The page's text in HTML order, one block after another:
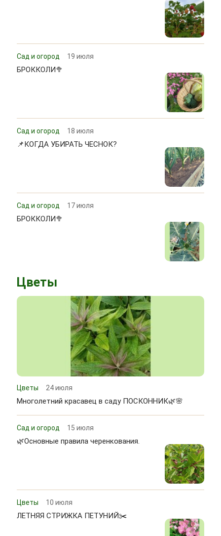
Сад и огород 19 июля
БРОККОЛИ🥦
Сад и огород 18 июля
📌КОГДА УБИРАТЬ ЧЕСНОК?
Сад и огород 17 июля
БРОККОЛИ🥦
Цветы
Цветы 24 июля
Многолетний красавец в саду ПОСКОННИК🌿🌸
Сад и огород 15 июля
🌿Основные правила черенкования.
Цветы 10 июля
ЛЕТНЯЯ СТРИЖКА ПЕТУНИЙ✂️